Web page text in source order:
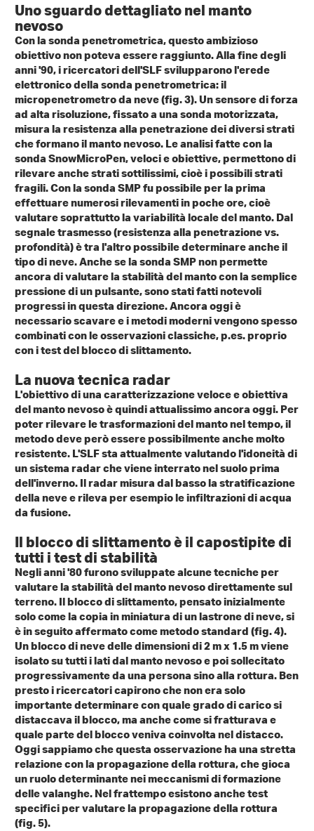
Uno sguardo dettagliato nel manto
nevoso
Con la sonda penetrometrica, questo ambizioso
obiettivo non poteva essere raggiunto. Alla fine degli
anni '90, i ricercatori dell'SLF svilupparono l'erede
elettronico della sonda penetrometrica: il
micropenetrometro da neve (fig. 3). Un sensore di forza
ad alta risoluzione, fissato a una sonda motorizzata,
misura la resistenza alla penetrazione dei diversi strati
che formano il manto nevoso. Le analisi fatte con la
sonda SnowMicroPen, veloci e obiettive, permettono di
rilevare anche strati sottilissimi, cioè i possibili strati
fragili. Con la sonda SMP fu possibile per la prima
effettuare numerosi rilevamenti in poche ore, cioè
valutare soprattutto la variabilità locale del manto. Dal
segnale trasmesso (resistenza alla penetrazione vs.
profondità) è tra l'altro possibile determinare anche il
tipo di neve. Anche se la sonda SMP non permette
ancora di valutare la stabilità del manto con la semplice
pressione di un pulsante, sono stati fatti notevoli
progressi in questa direzione. Ancora oggi è
necessario scavare e i metodi moderni vengono spesso
combinati con le osservazioni classiche, p.es. proprio
con i test del blocco di slittamento.
La nuova tecnica radar
L'obiettivo di una caratterizzazione veloce e obiettiva
del manto nevoso è quindi attualissimo ancora oggi. Per
poter rilevare le trasformazioni del manto nel tempo, il
metodo deve però essere possibilmente anche molto
resistente. L'SLF sta attualmente valutando l'idoneità di
un sistema radar che viene interrato nel suolo prima
dell'inverno. Il radar misura dal basso la stratificazione
della neve e rileva per esempio le infiltrazioni di acqua
da fusione.
Il blocco di slittamento è il capostipite di
tutti i test di stabilità
Negli anni '80 furono sviluppate alcune tecniche per
valutare la stabilità del manto nevoso direttamente sul
terreno. Il blocco di slittamento, pensato inizialmente
solo come la copia in miniatura di un lastrone di neve, si
è in seguito affermato come metodo standard (fig. 4).
Un blocco di neve delle dimensioni di 2 m x 1.5 m viene
isolato su tutti i lati dal manto nevoso e poi sollecitato
progressivamente da una persona sino alla rottura. Ben
presto i ricercatori capirono che non era solo
importante determinare con quale grado di carico si
distaccava il blocco, ma anche come si fratturava e
quale parte del blocco veniva coinvolta nel distacco.
Oggi sappiamo che questa osservazione ha una stretta
relazione con la propagazione della rottura, che gioca
un ruolo determinante nei meccanismi di formazione
delle valanghe. Nel frattempo esistono anche test
specifici per valutare la propagazione della rottura
(fig. 5).